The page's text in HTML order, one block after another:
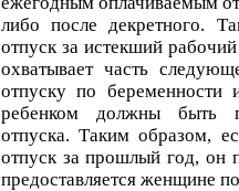
либо после декретного.
отпуск за истекший
охватывает часть
отпуску по
ребенком должны быть
отпуска. Таким образом,
отпуск за прошлый год, он
предоставляется женщине